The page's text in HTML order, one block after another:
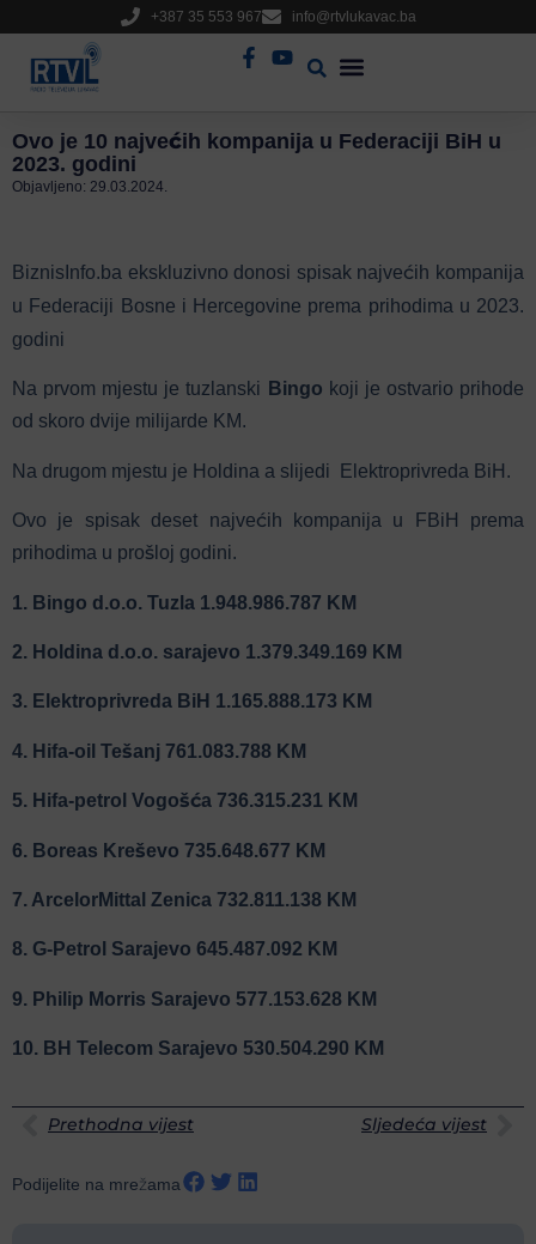
+387 35 553 967 info@rtvlukavac.ba
Ovo je 10 najvećih kompanija u Federaciji BiH u
2023. godini
Objavljeno: 29.03.2024.
BiznisInfo.ba ekskluzivno donosi spisak najvećih kompanija
u Federaciji Bosne i Hercegovine prema prihodima u 2023.
godini
Na prvom mjestu je tuzlanski Bingo koji je ostvario prihode
od skoro dvije milijarde KM.
Na drugom mjestu je Holdina a slijedi Elektroprivreda BiH.
Ovo je spisak deset najvećih kompanija u FBiH prema
prihodima u prošloj godini.
1. Bingo d.o.o. Tuzla 1.948.986.787 KM
2. Holdina d.o.o. sarajevo 1.379.349.169 KM
3. Elektroprivreda BiH 1.165.888.173 KM
4. Hifa-oil Tešanj 761.083.788 KM
5. Hifa-petrol Vogošća 736.315.231 KM
6. Boreas Kreševo 735.648.677 KM
7. ArcelorMittal Zenica 732.811.138 KM
8. G-Petrol Sarajevo 645.487.092 KM
9. Philip Morris Sarajevo 577.153.628 KM
10. BH Telecom Sarajevo 530.504.290 KM
Prethodna vijest Sljedeća vijest
Podijelite na mrežama